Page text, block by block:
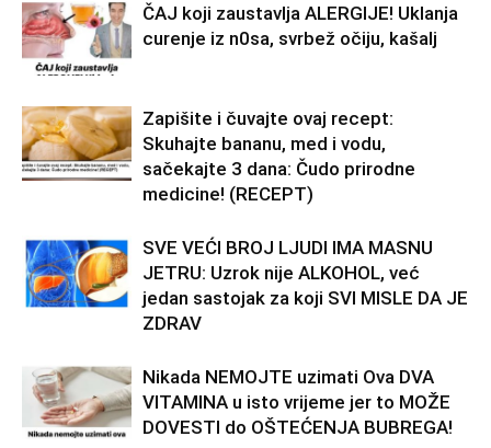
ČAJ koji zaustavlja ALERGIJE! Uklanja
curenje iz n0sa, svrbež očiju, kašalj
Zapišite i čuvajte ovaj recept:
Skuhajte bananu, med i vodu,
sačekajte 3 dana: Čudo prirodne
medicine! (RECEPT)
SVE VEĆI BROJ LJUDI IMA MASNU
JETRU: Uzrok nije ALKOHOL, već
jedan sastojak za koji SVI MISLE DA JE
ZDRAV
Nikada NEMOJTE uzimati Ova DVA
VITAMINA u isto vrijeme jer to MOŽE
DOVESTI do OŠTEĆENJA BUBREGA!